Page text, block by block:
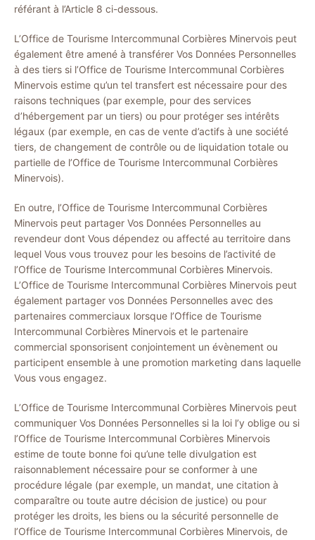
référant à l’Article 8 ci-dessous.
L’Office de Tourisme Intercommunal Corbières Minervois peut
également être amené à transférer Vos Données Personnelles
à des tiers si l’Office de Tourisme Intercommunal Corbières
Minervois estime qu’un tel transfert est nécessaire pour des
raisons techniques (par exemple, pour des services
d’hébergement par un tiers) ou pour protéger ses intérêts
légaux (par exemple, en cas de vente d’actifs à une société
tiers, de changement de contrôle ou de liquidation totale ou
partielle de l’Office de Tourisme Intercommunal Corbières
Minervois).
En outre, l’Office de Tourisme Intercommunal Corbières
Minervois peut partager Vos Données Personnelles au
revendeur dont Vous dépendez ou affecté au territoire dans
lequel Vous vous trouvez pour les besoins de l’activité de
l’Office de Tourisme Intercommunal Corbières Minervois.
L’Office de Tourisme Intercommunal Corbières Minervois peut
également partager vos Données Personnelles avec des
partenaires commerciaux lorsque l’Office de Tourisme
Intercommunal Corbières Minervois et le partenaire
commercial sponsorisent conjointement un évènement ou
participent ensemble à une promotion marketing dans laquelle
Vous vous engagez.
L’Office de Tourisme Intercommunal Corbières Minervois peut
communiquer Vos Données Personnelles si la loi l’y oblige ou si
l’Office de Tourisme Intercommunal Corbières Minervois
estime de toute bonne foi qu’une telle divulgation est
raisonnablement nécessaire pour se conformer à une
procédure légale (par exemple, un mandat, une citation à
comparaître ou toute autre décision de justice) ou pour
protéger les droits, les biens ou la sécurité personnelle de
l’Office de Tourisme Intercommunal Corbières Minervois, de